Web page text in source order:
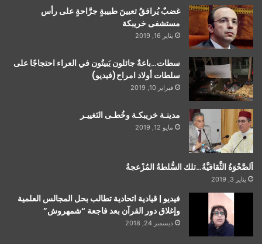
غضبٌ يُرافقُ تعيينَ طبيبةٍ جرَّاحةٍ على رأس
مستشفى خريبكة
يناير 16, 2019
سطات…باعةٌ جائلون يَبيتُون في العراء احتجاجًا على
سلطات أولاد امراح(فيديو)
فبراير 10, 2019
مدينـة خريبكـة وخُطـى التَغييـر
مايو 12, 2019
اَلصَّحْوَةُ الثَّقافيَّةُ…تلك السُّلطةُ المُزْعجةُ
يناير 3, 2019
فيديو | قيادية اتحادية تطالب بحل المجالس العلمية
وإغلاق دور القرآن بعد فاجعة “شمهروش”
ديسمبر 24, 2018